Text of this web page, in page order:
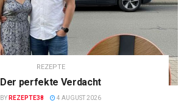
REZEPTE
Der perfekte Verdacht
BY REZEPTE38 4 AUGUST 2026